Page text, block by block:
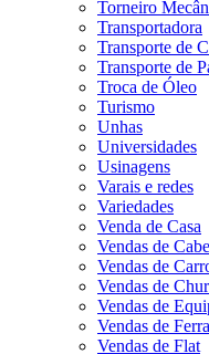
Torneiro
Transportadora
Transporte de
Transporte de
Troca de Óleo
Turismo
Unhas
Universidades
Usinagens
Varais e redes
Variedades
Venda de Casa
Vendas de
Vendas de
Vendas de
Vendas de
Vendas de
Vendas de Flat